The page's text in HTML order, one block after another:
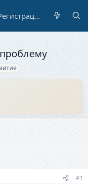
Регистрация
#1